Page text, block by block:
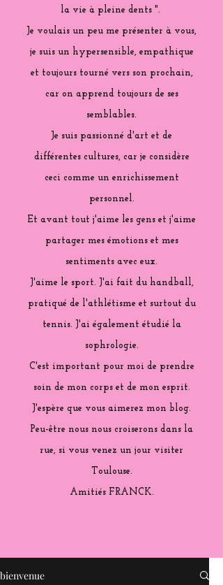
la vie à pleine dents ".
Je voulais un peu me présenter à vous,
je suis un hypersensible, empathique
et toujours tourné vers son prochain,
car on apprend toujours de ses
semblables.
Je suis passionné d'art et de
différentes cultures, car je considère
ceci comme un enrichissement
personnel.
Et avant tout j'aime les gens et j'aime
partager mes émotions et mes
sentiments avec eux.
J'aime le sport. J'ai fait du handball,
pratiqué de l'athlétisme et surtout du
tennis. J'ai également étudié la
sophrologie.
C'est important pour moi de prendre
soin de mon corps et de mon esprit.
J'espère que vous aimerez mon blog.
Peu-être nous nous croiserons dans la
rue, si vous venez un jour visiter
Toulouse.
Amitiés FRANCK.
bienvenue